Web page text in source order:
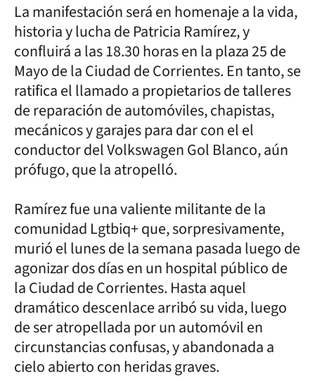
La manifestación será en homenaje a la vida,
historia y lucha de Patricia Ramírez, y
confluirá a las 18.30 horas en la plaza 25 de
Mayo de la Ciudad de Corrientes. En tanto, se
ratifica el llamado a propietarios de talleres
de reparación de automóviles, chapistas,
mecánicos y garajes para dar con el el
conductor del Volkswagen Gol Blanco, aún
prófugo, que la atropelló.
Ramírez fue una valiente militante de la
comunidad Lgtbiq+ que, sorpresivamente,
murió el lunes de la semana pasada luego de
agonizar dos días en un hospital público de
la Ciudad de Corrientes. Hasta aquel
dramático descenlace arribó su vida, luego
de ser atropellada por un automóvil en
circunstancias confusas, y abandonada a
cielo abierto con heridas graves.